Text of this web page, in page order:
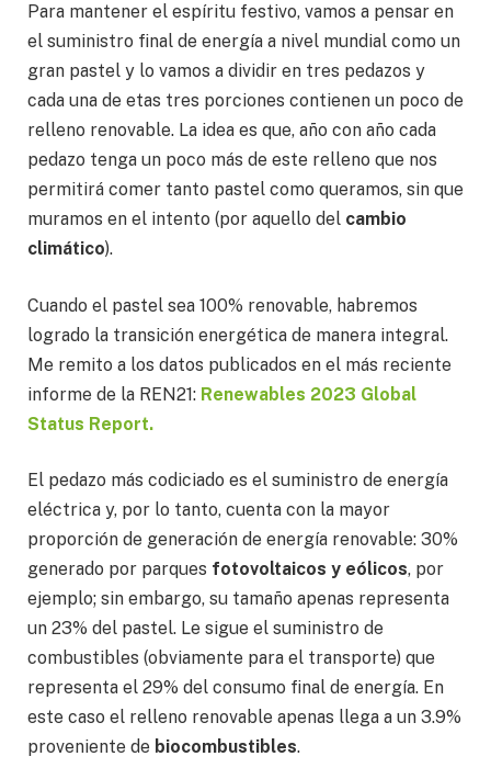
Para mantener el espíritu festivo, vamos a pensar en
el suministro final de energía a nivel mundial como un
gran pastel y lo vamos a dividir en tres pedazos y
cada una de etas tres porciones contienen un poco de
relleno renovable. La idea es que, año con año cada
pedazo tenga un poco más de este relleno que nos
permitirá comer tanto pastel como queramos, sin que
muramos en el intento (por aquello del cambio
climático).
Cuando el pastel sea 100% renovable, habremos
logrado la transición energética de manera integral.
Me remito a los datos publicados en el más reciente
informe de la REN21: Renewables 2023 Global
Status Report.
El pedazo más codiciado es el suministro de energía
eléctrica y, por lo tanto, cuenta con la mayor
proporción de generación de energía renovable: 30%
generado por parques fotovoltaicos y eólicos, por
ejemplo; sin embargo, su tamaño apenas representa
un 23% del pastel. Le sigue el suministro de
combustibles (obviamente para el transporte) que
representa el 29% del consumo final de energía. En
este caso el relleno renovable apenas llega a un 3.9%
proveniente de biocombustibles.